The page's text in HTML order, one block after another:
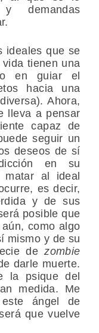
demandas
ideales que se
tienen una
en guiar el
hacia una
Ahora,
lleva a pensar
capaz de
seguir un
deseos de sí
en su
matar al ideal
es decir,
y de sus
posible que
como algo
mismo y de su
dezombie
darle muerte.
la psique del
medida. Me
ángel de
que vuelve